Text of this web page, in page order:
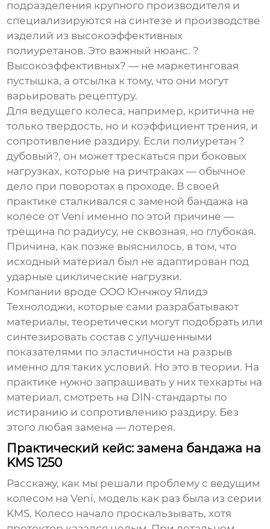
подразделения крупного производителя и
специализируются на синтезе и производстве
изделий из высокоэффективных
полиуретанов. Это важный нюанс. ?
Высокоэффективных? — не маркетинговая
пустышка, а отсылка к тому, что они могут
варьировать рецептуру.
Для ведущего колеса, например, критична не
только твердость, но и коэффициент трения, и
сопротивление раздиру. Если полиуретан ?
дубовый?, он может трескаться при боковых
нагрузках, которые на ричтраках — обычное
дело при поворотах в проходе. В своей
практике сталкивался с заменой бандажа на
колесе от Veni именно по этой причине —
трещина по радиусу, не сквозная, но глубокая.
Причина, как позже выяснилось, в том, что
исходный материал был не адаптирован под
ударные циклические нагрузки.
Компании вроде ООО Юнчжоу Ялидэ
Технолоджи, которые сами разрабатывают
материалы, теоретически могут подобрать или
синтезировать состав с улучшенными
показателями по эластичности на разрыв
именно для таких условий. Но это в теории. На
практике нужно запрашивать у них техкарты на
материал, смотреть на DIN-стандарты по
истиранию и сопротивлению раздиру. Без
этого любая замена — лотерея.
Практический кейс: замена бандажа на
KMS 1250
Расскажу, как мы решали проблему с ведущим
колесом на Veni, модель как раз была из серии
KMS. Колесо начало проскальзывать, хотя